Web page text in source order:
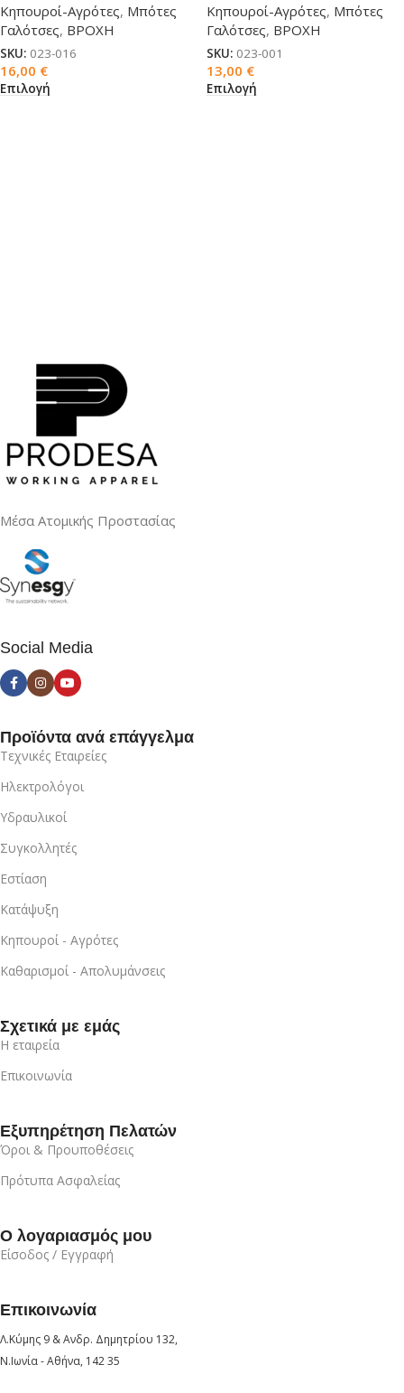
Κηπουροί-Αγρότες, Μπότες
Γαλότσες, ΒΡΟΧΗ
SKU: 023-016
16,00 €
Επιλογή
Κηπουροί-Αγρότες, Μπότες
Γαλότσες, ΒΡΟΧΗ
SKU: 023-001
13,00 €
Επιλογή
Μέσα Ατομικής Προστασίας
Social Media
Προϊόντα ανά επάγγελμα
Τεχνικές Εταιρείες
Ηλεκτρολόγοι
Υδραυλικοί
Συγκολλητές
Εστίαση
Κατάψυξη
Κηπουροί - Αγρότες
Καθαρισμοί - Απολυμάνσεις
Σχετικά με εμάς
Η εταιρεία
Επικοινωνία
Εξυπηρέτηση Πελατών
Όροι & Προυποθέσεις
Πρότυπα Ασφαλείας
Ο λογαριασμός μου
Είσοδος / Εγγραφή
Επικοινωνία
Λ.Κύμης 9 & Ανδρ. Δημητρίου 132,
Ν.Ιωνία - Αθήνα, 142 35